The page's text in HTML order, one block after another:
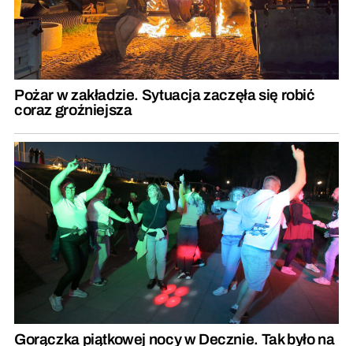
Pożar w zakładzie. Sytuacja zaczęła się robić
coraz groźniejsza
Gorączka piątkowej nocy w Decznie. Tak było na